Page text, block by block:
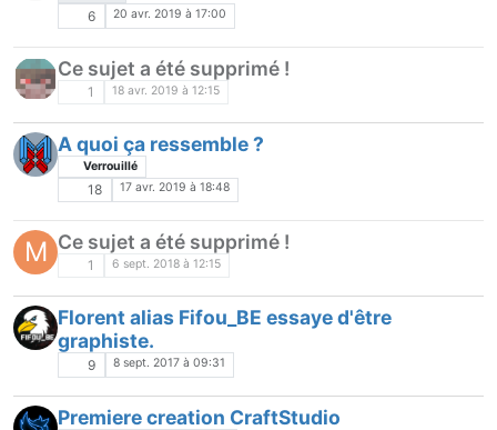
6 20 avr. 2019 à 17:00
Ce sujet a été supprimé !
1 18 avr. 2019 à 12:15
A quoi ça ressemble ?
Verrouillé
18 17 avr. 2019 à 18:48
M Ce sujet a été supprimé !
1 6 sept. 2018 à 12:15
Florent alias Fifou_BE essaye d'être
graphiste.
9 8 sept. 2017 à 09:31
Premiere creation CraftStudio